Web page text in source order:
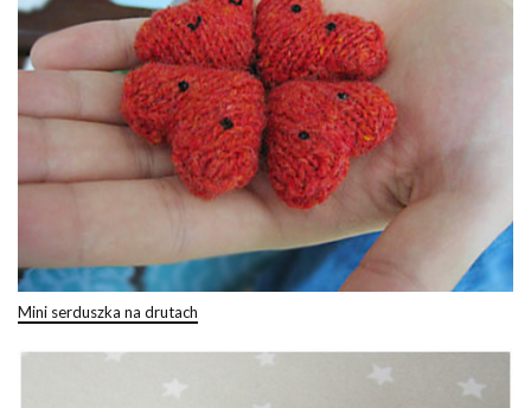
Mini serduszka na drutach